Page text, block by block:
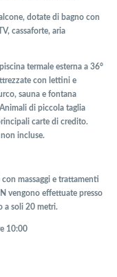
dotate di bagno con
cassaforte, aria
termale esterna a 36°
con lettini e
sauna e fontana
di piccola taglia
carte di credito.
incluse.
con massaggi e trattamenti
vengono effettuate presso
a soli 20 metri.
10:00